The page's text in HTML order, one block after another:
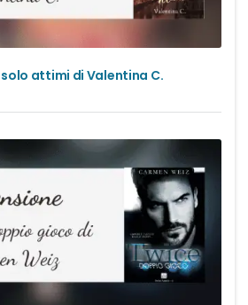
solo attimi di Valentina C.